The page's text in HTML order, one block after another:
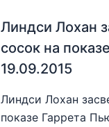
Линдси Лохан
сосок на
19.09.2015
Линдси Лохан
показе Гаррета